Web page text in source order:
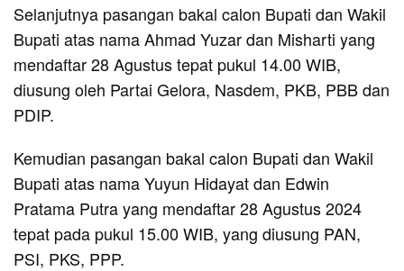
Selanjutnya pasangan bakal calon Bupati dan Wakil
Bupati atas nama Ahmad Yuzar dan Misharti yang
mendaftar 28 Agustus tepat pukul 14.00 WIB,
diusung oleh Partai Gelora, Nasdem, PKB, PBB dan
PDIP.
Kemudian pasangan bakal calon Bupati dan Wakil
Bupati atas nama Yuyun Hidayat dan Edwin
Pratama Putra yang mendaftar 28 Agustus 2024
tepat pada pukul 15.00 WIB, yang diusung PAN,
PSI, PKS, PPP.